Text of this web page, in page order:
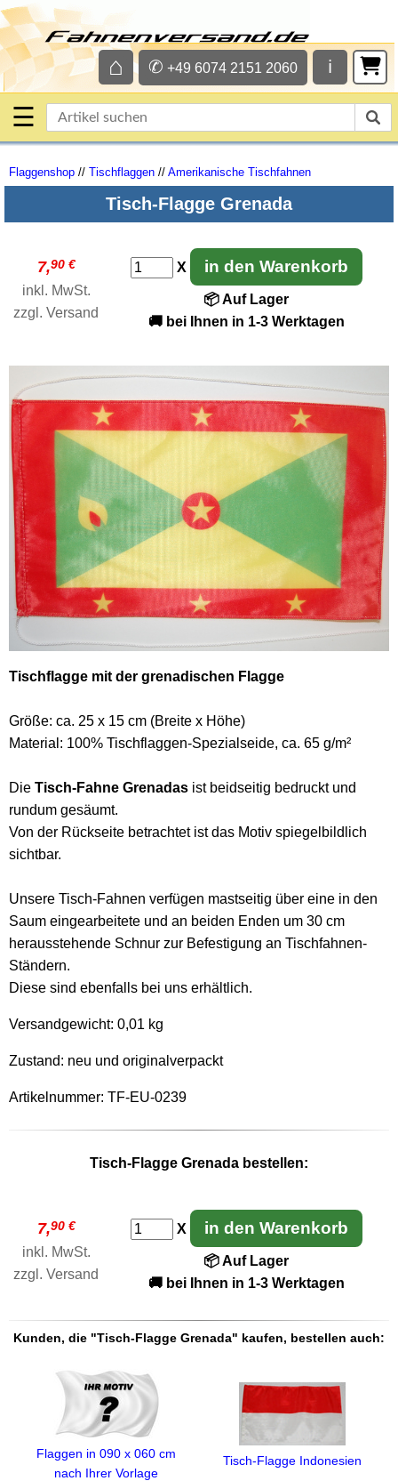
ℹ
✆ +49 6074 2151 2060
⌂
☰
Flaggenshop // Tischflaggen // Amerikanische Tischfahnen
Tisch-Flagge Grenada
7,90 €
inkl. MwSt.
zzgl. Versand
X in den Warenkorb
📦 Auf Lager
🚚 bei Ihnen in 1-3 Werktagen
Tischflagge mit der grenadischen Flagge
Größe: ca. 25 x 15 cm (Breite x Höhe)
Material: 100% Tischflaggen-Spezialseide, ca. 65 g/m²
Die Tisch-Fahne Grenadas ist beidseitig bedruckt und
rundum gesäumt.
Von der Rückseite betrachtet ist das Motiv spiegelbildlich
sichtbar.
Unsere Tisch-Fahnen verfügen mastseitig über eine in den
Saum eingearbeitete und an beiden Enden um 30 cm
herausstehende Schnur zur Befestigung an Tischfahnen-
Ständern.
Diese sind ebenfalls bei uns erhältlich.
Versandgewicht: 0,01 kg
Zustand: neu und originalverpackt
Artikelnummer: TF-EU-0239
Tisch-Flagge Grenada bestellen:
7,90 €
inkl. MwSt.
zzgl. Versand
X in den Warenkorb
📦 Auf Lager
🚚 bei Ihnen in 1-3 Werktagen
Kunden, die "Tisch-Flagge Grenada" kaufen, bestellen auch:
Flaggen in 090 x 060 cm
nach Ihrer Vorlage
Tisch-Flagge Indonesien